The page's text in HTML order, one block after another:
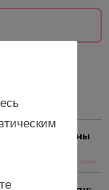
что должны
Читать далее